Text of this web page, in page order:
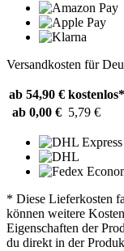
Versandkosten für
ab 54,90 € kostenlos*
ab 0,00 € 5,79 €
* Diese Lieferkosten
können weitere
Eigenschaften der
du direkt in der